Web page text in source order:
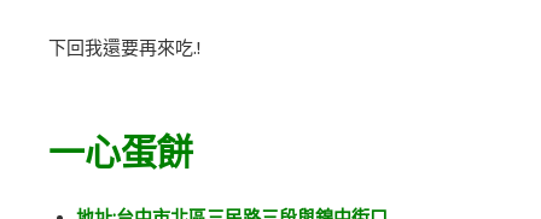
下回我還要再來吃.!
一心蛋餅